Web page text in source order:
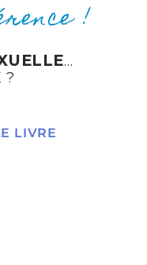
!
…
?
LIVRE